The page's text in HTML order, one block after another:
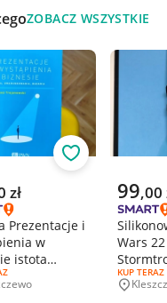
ZOBACZ WSZYSTKIE
cena
zł
Prezentacje i
w
istota
Obserwuj
99,00
Wars
Apple
RODZAJ
KUP TERAZ